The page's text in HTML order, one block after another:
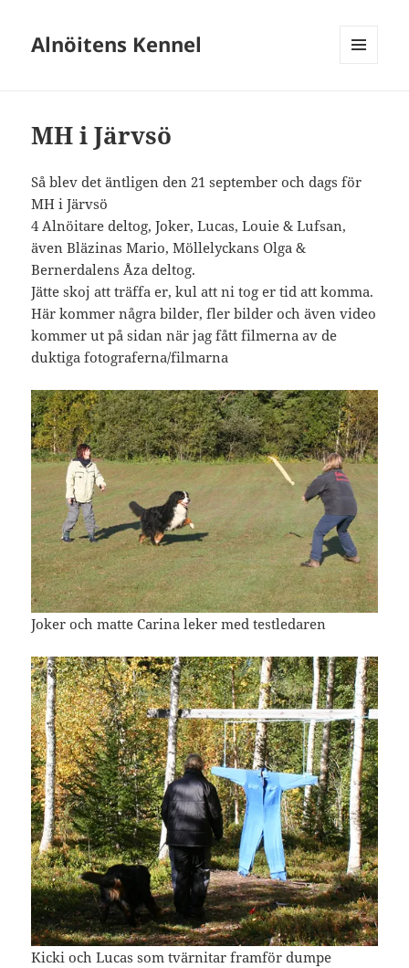
Alnöitens Kennel
MH i Järvsö
Så blev det äntligen den 21 september och dags för
MH i Järvsö
4 Alnöitare deltog, Joker, Lucas, Louie & Lufsan,
även Bläzinas Mario, Möllelyckans Olga &
Bernerdalens Åza deltog.
Jätte skoj att träffa er, kul att ni tog er tid att komma.
Här kommer några bilder, fler bilder och även video
kommer ut på sidan när jag fått filmerna av de
duktiga fotograferna/filmarna
Joker och matte Carina leker med testledaren
Kicki och Lucas som tvärnitar framför dumpe